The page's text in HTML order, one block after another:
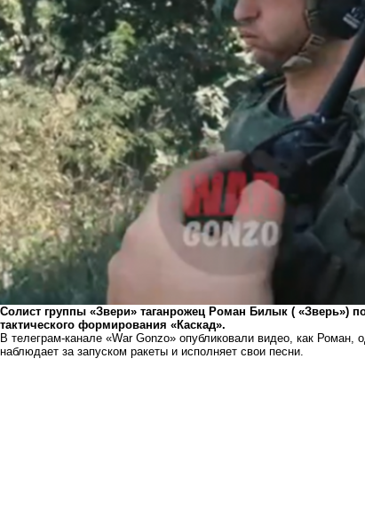
Солист группы «Звери» таганрожец Роман Билык ( «Зверь»)
тактического формирования «Каскад».
В телеграм-канале «War Gonzo» опубликовали видео, как Роман,
наблюдает за запуском ракеты и исполняет свои песни.